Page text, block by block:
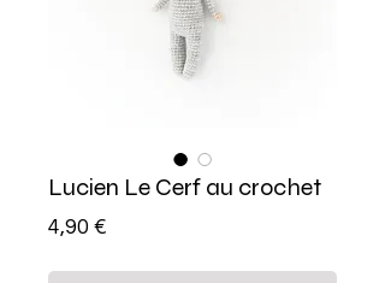
Lucien Le Cerf au crochet
4,90 €